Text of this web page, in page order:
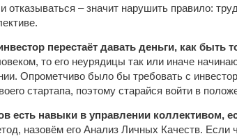
отказываться – значит нарушить правило:
перестаёт давать деньги, как быть
то его неурядицы так или иначе
Опрометчиво было бы требовать с
стартапа, поэтому старайся войти в
есть навыки в управлении коллективом,
назовём его Анализ Личных Качеств. Если